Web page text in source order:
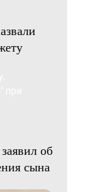
об
сына